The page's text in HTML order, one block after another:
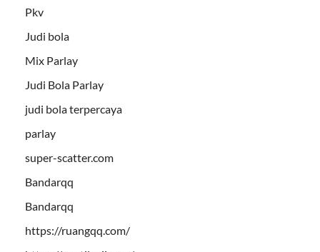
Pkv
Judi bola
Mix Parlay
Judi Bola Parlay
judi bola terpercaya
parlay
super-scatter.com
Bandarqq
Bandarqq
https://ruangqq.com/